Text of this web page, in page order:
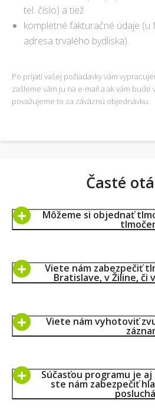
tel. číslo) a tiež
kompletné fakturačné údaje (u
adresa trvalého bydliska).
Po prijatí vašej požiadavky vám
zašleme vám ju na e-mail a ak vám
považujeme to za záväznú objednávku.
Časté
Môžeme si objednať
Viete nám zabezpečiť
Bratislave, v Žiline, či
Viete nám vyhotoviť
Súčasťou programu je
ste nám zabezpečiť